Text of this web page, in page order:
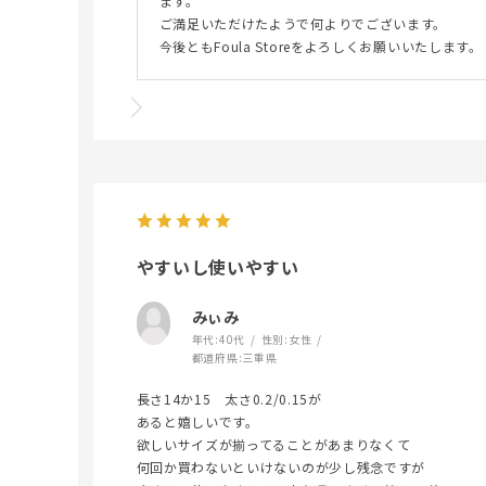
ご満足いただけたようで何よりでございます。
今後ともFoula Storeをよろしくお願いいたします。
やすいし使いやすい
みぃみ
年代:40代 性別: 女性
都道府県:三重県
長さ14か15 太さ0.2/0.15が
あると嬉しいです。
欲しいサイズが揃ってることがあまりなくて
何回か買わないといけないのが少し残念ですが